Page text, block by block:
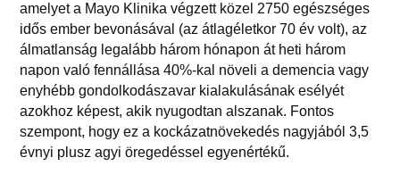
amelyet a Mayo Klinika végzett közel 2750 egészséges
idős ember bevonásával (az átlagéletkor 70 év volt), az
álmatlanság legalább három hónapon át heti három
napon való fennállása 40%-kal növeli a demencia vagy
enyhébb gondolkodászavar kialakulásának esélyét
azokhoz képest, akik nyugodtan alszanak. Fontos
szempont, hogy ez a kockázatnövekedés nagyjából 3,5
évnyi plusz agyi öregedéssel egyenértékű.